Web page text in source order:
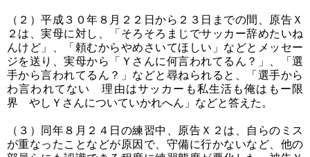
（２）平成３０年８月２２日から２３日までの間、原告Ｘ
２は、実母に対し、「そろそろまじでサッカー辞めたいね
んけど」、「頼むからやめさいてほしい」などとメッセー
ジを送り、実母から「Ｙさんに何言われてるん？」、「選
手から言われてるん？」などと尋ねられると、「選手から
わ言われてない 理由はサッカーも私生活も俺はもー限
界 やしＹさんについていかれへん」などと答えた。
（３）同年８月２４日の練習中、原告Ｘ２は、自らのミス
が重なったことなどが原因で、守備に行かないなど、他の